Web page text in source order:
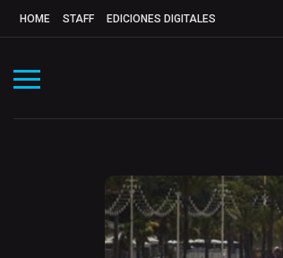
HOME STAFF EDICIONES DIGITALES